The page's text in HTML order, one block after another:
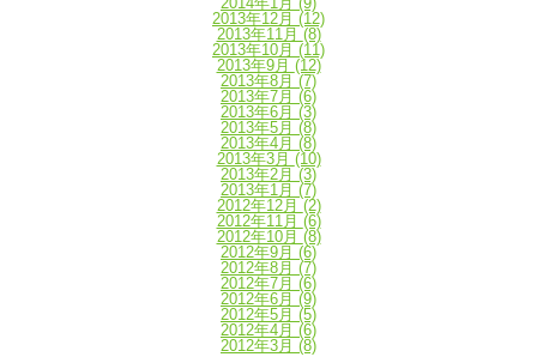
2013年12月 (12)
2013年11月 (8)
2013年10月 (11)
2013年9月 (12)
2013年8月 (7)
2013年7月 (6)
2013年6月 (3)
2013年5月 (8)
2013年4月 (8)
2013年3月 (10)
2013年2月 (3)
2013年1月 (7)
2012年12月 (2)
2012年11月 (6)
2012年10月 (8)
2012年9月 (6)
2012年8月 (7)
2012年7月 (6)
2012年6月 (9)
2012年5月 (5)
2012年4月 (6)
2012年3月 (8)